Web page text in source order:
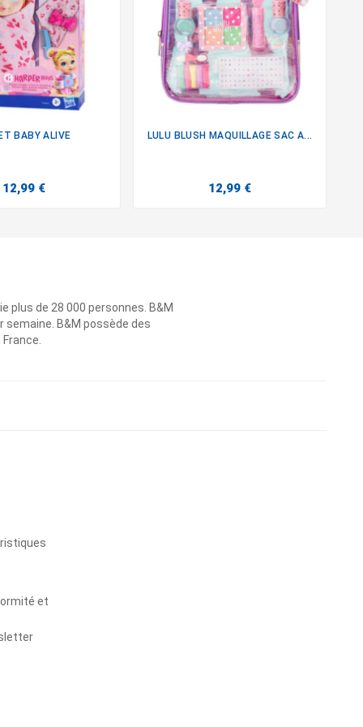
BABY ALIVE
12,99 €
LULU BLUSH MAQUILLAGE SAC A...
12,99 €
plus de 28 000 personnes. B&M
B&M possède des
et